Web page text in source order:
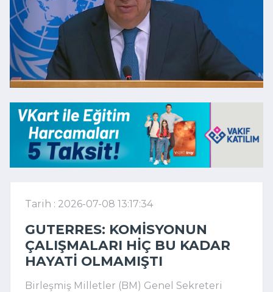
Tarih : 2026-07-08 13:17:34
GUTERRES: KOMISYONUN
ÇALIŞMALARI HIÇ BU KADAR
HAYATI OLMAMIŞTI
Birleşmiş Milletler (BM) Genel Sekreteri